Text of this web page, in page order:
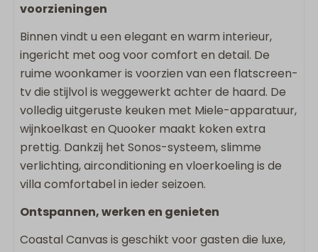
Buiten
Eettafel buiten
Omheind terras
Loungebank
Ligstoelen
Buitendouche
Sanitair
2 Badkamers
Badkamer op begane grond
Inloopdouche
voorzieningen
Binnen vindt u een elegant en warm interieur,
ingericht met oog voor comfort en detail. De
ruime woonkamer is voorzien van een flatscreen-
tv die stijlvol is weggewerkt achter de haard. De
volledig uitgeruste keuken met Miele-apparatuur,
wijnkoelkast en Quooker maakt koken extra
prettig. Dankzij het Sonos-systeem, slimme
verlichting, airconditioning en vloerkoeling is de
villa comfortabel in ieder seizoen.
Ontspannen, werken en genieten
Coastal Canvas is geschikt voor gasten die luxe,